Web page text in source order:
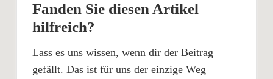
Fanden Sie diesen Artikel
hilfreich?
Lass es uns wissen, wenn dir der Beitrag
gefällt. Das ist für uns der einzige Weg